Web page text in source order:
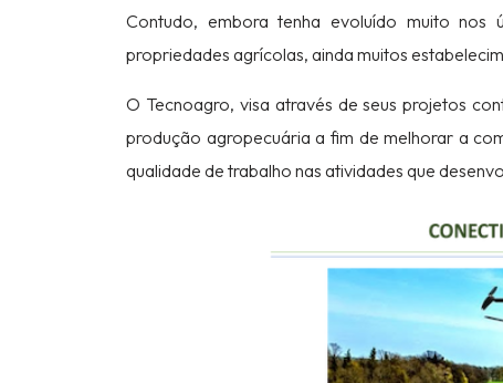
Contudo, embora tenha evoluído muito nos
propriedades agrícolas, ainda muitos
O Tecnoagro, visa através de seus projetos
produção agropecuária a fim de melhorar a
qualidade de trabalho nas atividades que